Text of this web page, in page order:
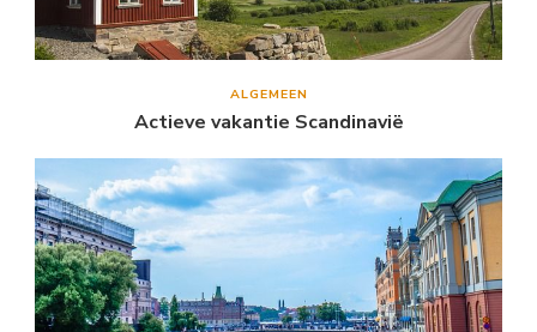
ALGEMEEN
Actieve vakantie Scandinavië